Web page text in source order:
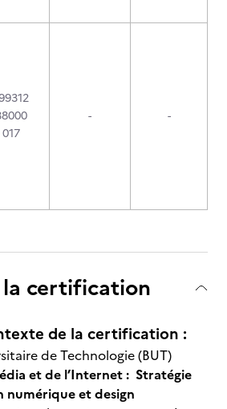
017
- -
la certification
de la certification :
de Technologie (BUT)
et de l’Internet : Stratégie
et design